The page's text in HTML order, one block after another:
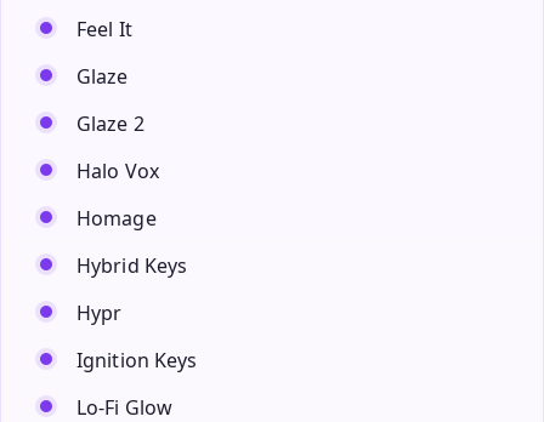
Feel It
Glaze
Glaze 2
Halo Vox
Homage
Hybrid Keys
Hypr
Ignition Keys
Lo-Fi Glow